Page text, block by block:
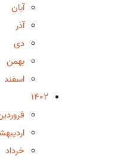
آبان
آذر
دی
بهمن
اسفند
1402
خرداد